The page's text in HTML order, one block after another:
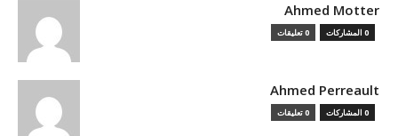
Ahmed Motter
0 المشاركات 0 تعليقات
Ahmed Perreault
0 المشاركات 0 تعليقات